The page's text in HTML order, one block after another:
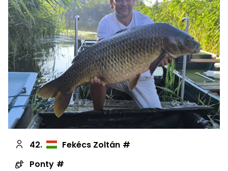
42.
Fekécs Zoltán
Ponty